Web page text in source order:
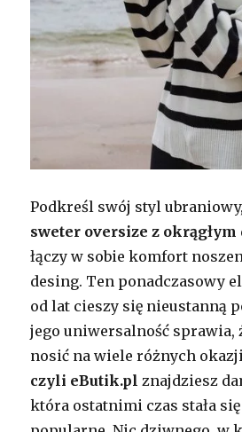
Podkreśl swój styl
sweter oversize z
łączy w sobie komfort
desing. Ten ponadczasowy
od lat cieszy się nieustanną
jego uniwersalność sprawia,
nosić na wiele różnych
czyli eButik.pl znajdziesz
która ostatnimi czas stała